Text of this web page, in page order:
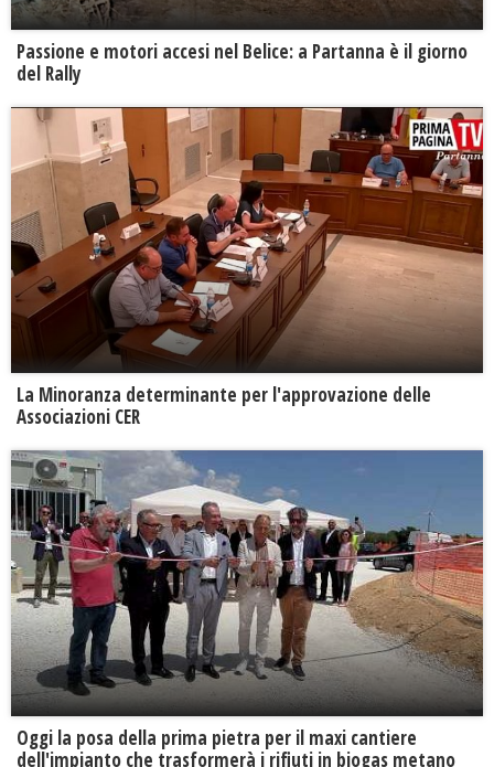
Passione e motori accesi nel Belice: a Partanna è il giorno
del Rally
La Minoranza determinante per l'approvazione delle
Associazioni CER
Oggi la posa della prima pietra per il maxi cantiere
dell'impianto che trasformerà i rifiuti in biogas metano